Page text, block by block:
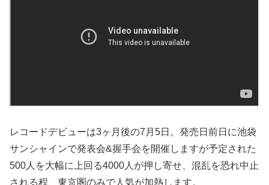
レコードデビューは3ヶ月後の7月5日。発売日前日に池袋
サンシャインで発表会&握手会を開催しますが予定された
500人を大幅に上回る4000人が押し寄せ、混乱を恐れ中止
される程、東京圏のみで人気が加熱します。